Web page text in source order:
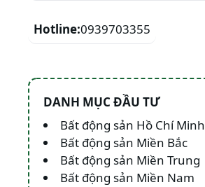
Hotline:0939703355
DANH MỤC ĐẦU TƯ
Bất động sản Hồ Chí Minh
Bất động sản Miền Bắc
Bất động sản Miền Trung
Bất động sản Miền Nam